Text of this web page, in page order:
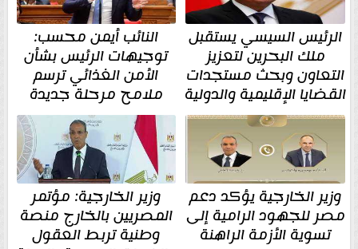
الرئيس السيسي يستقبل
ملك البحرين لتعزيز
التعاون وبحث مستجدات
القضايا الإقليمية والدولية
النائب أيمن محسب:
توجيهات الرئيس بشأن
الأمن الغذائي ترسم
ملامح مرحلة جديدة
وزير الخارجية يؤكد دعم
مصر للجهود الرامية إلى
تسوية الأزمة الراهنة
وزير الخارجية: مؤتمر
المصريين بالخارج منصة
وطنية تربط العقول